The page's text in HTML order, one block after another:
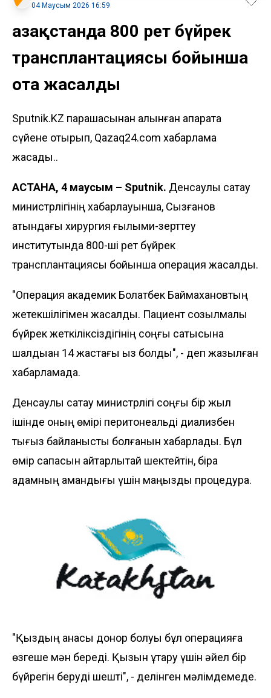
04 Маусым 2026 16:59
Қазақстанда 800 рет бүйрек
трансплантациясы бойынша
ота жасалды
Sputnik.KZ парақшасынан алынған ақпаратқа
сүйене отырып, Qazaq24.com хабарлама
жасады..
АСТАНА, 4 маусым – Sputnik. Денсаулық сақтау
министрлігінің хабарлауынша, Сызғанов
атындағы хирургия ғылыми-зерттеу
институтында 800-ші рет бүйрек
трансплантациясы бойынша операция жасалды.
"Операция академик Болатбек Баймахановтың
жетекшілігімен жасалды. Пациент созылмалы
бүйрек жеткіліксіздігінің соңғы сатысына
шалдыққан 14 жастағы қыз болды", - деп жазылған
хабарламада.
Денсаулық сақтау министрлігі соңғы бір жыл
ішінде оның өмірі перитонеальді диализбен
тығыз байланысты болғанын хабарлады. Бұл
өмір сапасын айтарлықтай шектейтін, бірақ
адамның амандығы үшін маңызды процедура.
"Қыздың анасы донор болуы бұл операцияға
өзгеше мән береді. Қызын құтқару үшін әйел бір
бүйрегін беруді шешті", - делінген мәлімдемеде.